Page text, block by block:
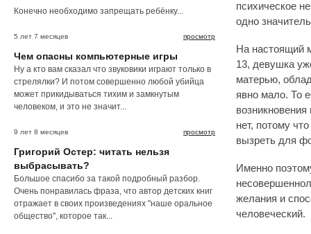
Конечно необходимо запрещать ребёнку...
просмотр
5 лет 7 месяцев
Чем опасны компьютерные игры
Ну а кто вам сказал что звуковики играют только в
стрелялки? И потом совершенно любой убийца
может прикидываться тихим и замкнутым
человеком, и это не значит...
просмотр
9 лет 8 месяцев
Григорий Остер: читать нельзя
выбрасывать?
Большое спасибо за такой подробный разбор.
Очень понравилась фраза, что автор детских книг
отражает в своих произведениях "наше оральное
общество", которое так...
психическое
одно
На настоящий
13, девушка
матерью,
явно мало. То
нет, потому
вызреть для
Именно
желания и
человеческий.